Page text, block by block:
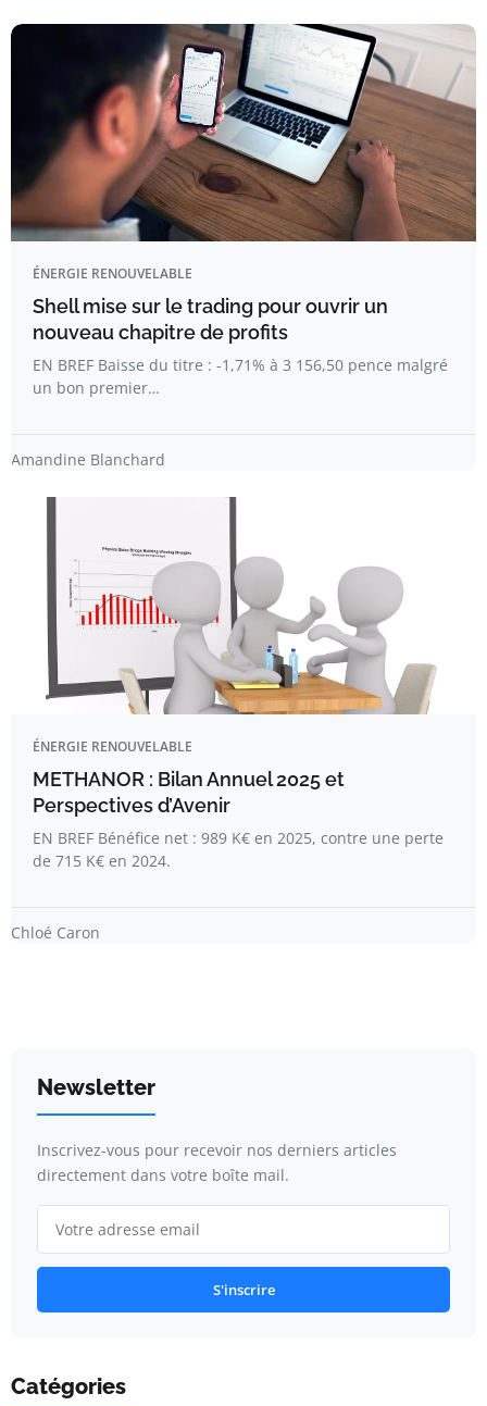
ÉNERGIE RENOUVELABLE
Shell mise sur le trading pour ouvrir un
nouveau chapitre de profits
EN BREF Baisse du titre : -1,71% à 3 156,50 pence malgré
un bon premier…
Amandine Blanchard
ÉNERGIE RENOUVELABLE
METHANOR : Bilan Annuel 2025 et
Perspectives d’Avenir
EN BREF Bénéfice net : 989 K€ en 2025, contre une perte
de 715 K€ en 2024.
Chloé Caron
Newsletter
Inscrivez-vous pour recevoir nos derniers articles
directement dans votre boîte mail.
S'inscrire
Catégories